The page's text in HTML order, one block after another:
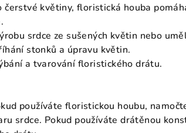
čerstvé květiny, floristická houba
srdce ze sušených květin nebo
stonků a úpravu květin.
a tvarování floristického drátu.
používáte floristickou houbu,
srdce. Pokud používáte drátěnou